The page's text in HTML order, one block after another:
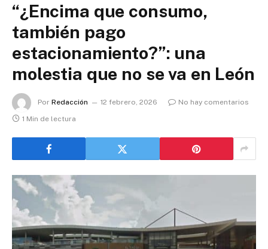
“¿Encima que consumo,
también pago
estacionamiento?”: una
molestia que no se va en León
Por Redacción 12 febrero, 2026
No hay comentarios
1 Min de lectura